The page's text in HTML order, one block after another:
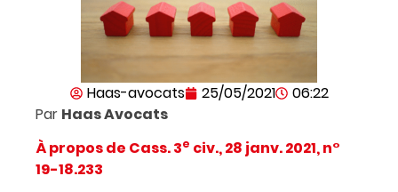
Haas-avocats 25/05/2021
06:22
Par HaasAvocats
À propos de Cass. 3e civ., 28 janv. 2021, n°
19-18.233